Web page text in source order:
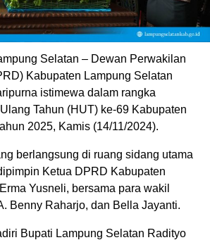
Selatan – Dewan Perwakilan
Kabupaten Lampung Selatan
istimewa dalam rangka
Tahun (HUT) ke-69 Kabupaten
2025, Kamis (14/11/2024).
berlangsung di ruang sidang utama
Ketua DPRD Kabupaten
Yusneli, bersama para wakil
Benny Raharjo, dan Bella Jayanti.
Bupati Lampung Selatan Radityo